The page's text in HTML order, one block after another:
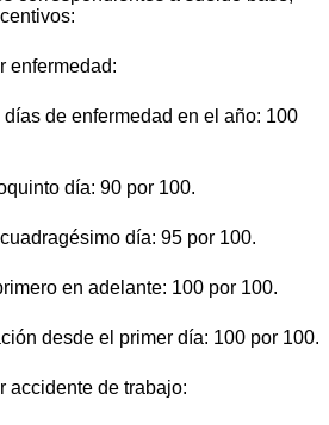
enfermedad:
días de enfermedad en el año: 100
día: 90 por 100.
día: 95 por 100.
en adelante: 100 por 100.
desde el primer día: 100 por 100.
accidente de trabajo: